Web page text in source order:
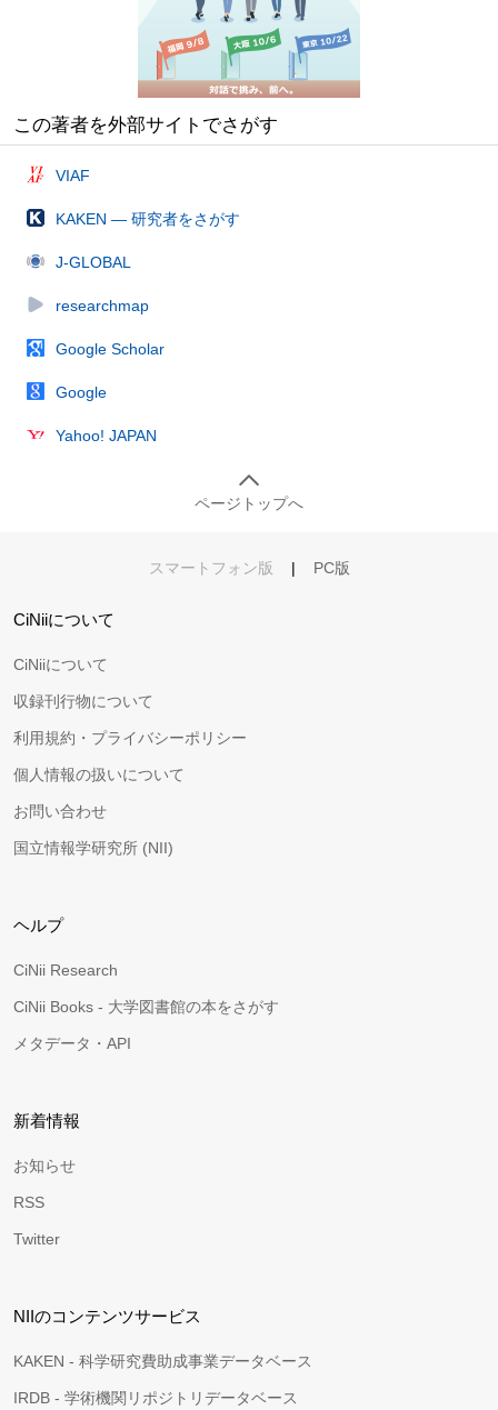
この著者を外部サイトでさがす
VIAF
KAKEN — 研究者をさがす
J-GLOBAL
researchmap
Google Scholar
Google
Yahoo! JAPAN
ページトップへ
スマートフォン版 | PC版
CiNiiについて
CiNiiについて
収録刊行物について
利用規約・プライバシーポリシー
個人情報の扱いについて
お問い合わせ
国立情報学研究所 (NII)
ヘルプ
CiNii Research
CiNii Books - 大学図書館の本をさがす
メタデータ・API
新着情報
お知らせ
RSS
Twitter
NIIのコンテンツサービス
KAKEN - 科学研究費助成事業データベース
IRDB - 学術機関リポジトリデータベース